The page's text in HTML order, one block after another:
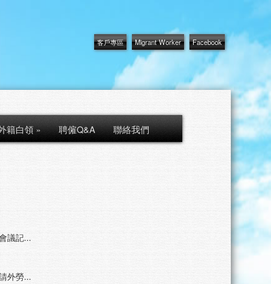
客戶專區 Migrant Worker Facebook
籍白領» 聘僱Q&A 聯絡我們
議記...
外勞...